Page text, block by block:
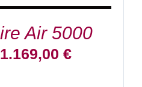
Air 5000
Ursprünglicher
1.169,00 €Aktueller